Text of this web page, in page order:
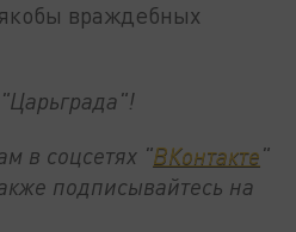
враждебных
в соцсетях "ВКонтакте"
подписывайтесь на